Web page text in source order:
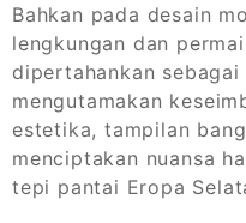
Bahkan pada desain
lengkungan dan
dipertahankan
mengutamakan
estetika, tampilan
menciptakan nuansa
tepi pantai Eropa